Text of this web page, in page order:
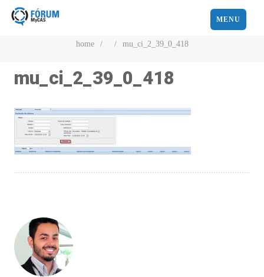
MENU
home / / mu_ci_2_39_0_418
mu_ci_2_39_0_418